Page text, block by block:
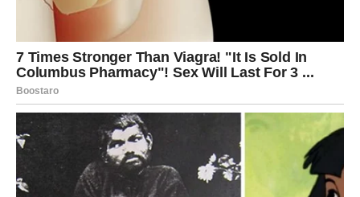
kokosovog ulja
Ulje se polako mućka u ustima nekoliko minuta
Nakon toga se ulje
vodom
Zubi se zatim peruna uobičajen način pastom i četkicom